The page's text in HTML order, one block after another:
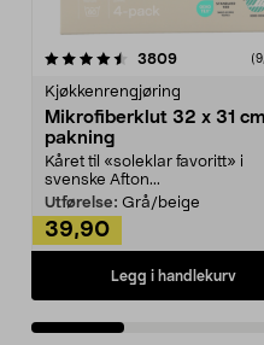
3809anmeldelser
Kjøkkenrengjøring
Mikrofiberklut 32 x 31
pakning
Kåret til «soleklar favoritt» i
svenske Afton...
Utførelse: Grå/beige
39,90
Legg i handlekurv
4.5av 5 stjerner